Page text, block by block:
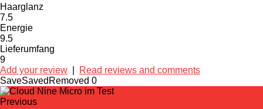
Haarglanz
7.5
Energie
9.5
Lieferumfang
9
Add your review
Read reviews and comments
SaveSaved Removed 0
Previous